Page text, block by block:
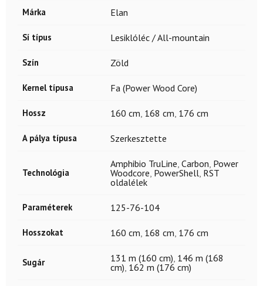
Márka Elan
Sí típus Lesiklóléc / All-mountain
Szín Zöld
Kernel típusa Fa (Power Wood Core)
Hossz 160 cm, 168 cm, 176 cm
A pálya típusa Szerkesztette
Technológia
Amphibio TruLine, Carbon, Power
Woodcore, PowerShell, RST
oldalélek
Paraméterek 125-76-104
Hosszokat 160 cm, 168 cm, 176 cm
Sugár 131 m (160 cm), 146 m (168
cm), 162 m (176 cm)